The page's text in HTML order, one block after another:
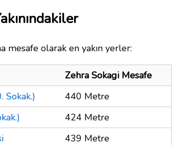
mesafe olarak en yakın yerler:
Zehra Sokagi Mesafe
Sokak.)
440 Metre
424 Metre
439 Metre